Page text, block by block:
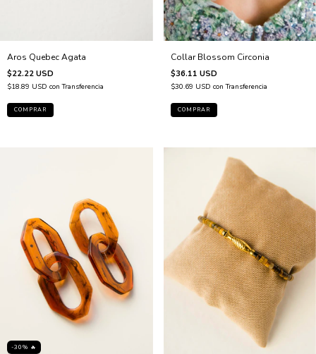
Aros Quebec Agata
$22.22 USD
$18.89 USD con Transferencia
Collar Blossom Circonia
$36.11 USD
$30.69 USD con Transferencia
-30% 🔥